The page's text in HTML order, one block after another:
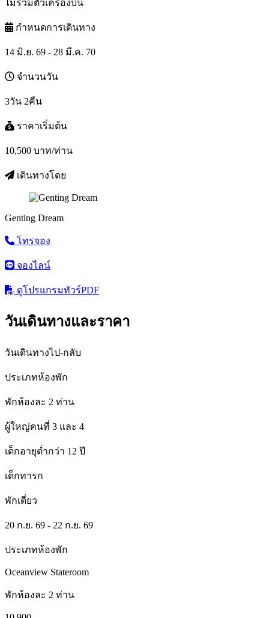
ไม่รวมตั๋วเครื่องบิน
กำหนดการเดินทาง
14 มิ.ย. 69 - 28 มี.ค. 70
จำนวนวัน
3วัน 2คืน
ราคาเริ่มต้น
10,500 บาท/ท่าน
เดินทางโดย
Genting Dream
โทรจอง
จองไลน์
ดูโปรแกรมทัวร์PDF
วันเดินทางและราคา
วันเดินทางไป-กลับ
ประเภทห้องพัก
พักห้องละ 2 ท่าน
ผู้ใหญ่คนที่ 3 และ 4
เด็กอายุต่ำกว่า 12 ปี
เด็กทารก
พักเดี่ยว
20 ก.ย. 69 - 22 ก.ย. 69
ประเภทห้องพัก
Oceanview Stateroom
พักห้องละ 2 ท่าน